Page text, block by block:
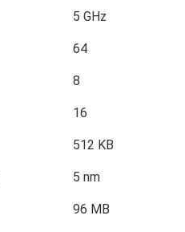
5 GHz
64
8
16
512 KB
5 nm
96 MB